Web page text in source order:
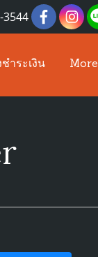
3544
ชำระเงิน More